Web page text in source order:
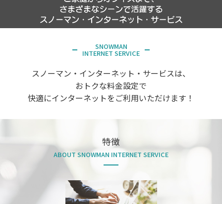
SNOWMAN
INTERNET SERVICE
スノーマン・インターネット・サービスは、
おトクな料金設定で
快適にインターネットをご利用いただけます！
特徴
ABOUT SNOWMAN INTERNET SERVICE